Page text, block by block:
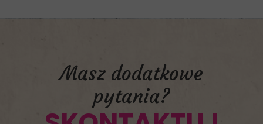
Masz dodatkowe
pytania?